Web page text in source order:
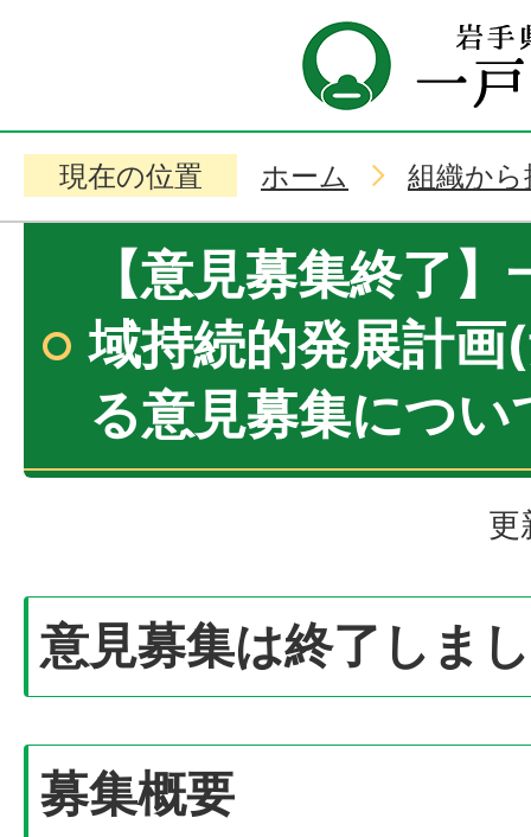
現在の位置 ホーム 組織か
【意見募集終了
域持続的発展計
る意見募集につい
更
意見募集は終了しま
募集概要